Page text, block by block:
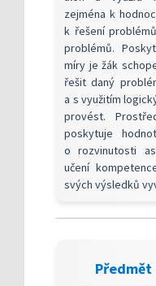
zejména k
k řešení
problémů.
míry je žák
řešit daný
a s využitím
provést.
poskytuje
o rozvinutosti
učení
svých výsledků
Předmět